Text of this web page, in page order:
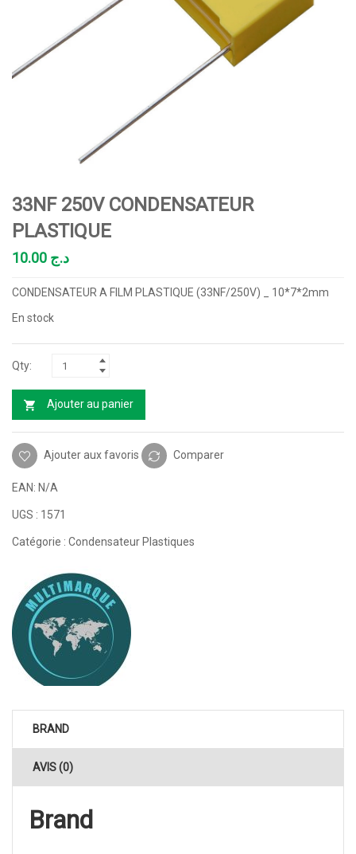
33NF 250V CONDENSATEUR
PLASTIQUE
د.ج
CONDENSATEUR A FILM PLASTIQUE (33NF/250V) _ 10*7*2mm
En stock
Ajouter au panier
Ajouter aux favoris Comparer
EAN: N/A
UGS : 1571
Catégorie : Condensateur Plastiques
BRAND
AVIS (0)
Brand